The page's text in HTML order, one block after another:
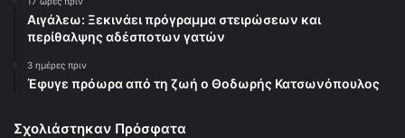
Αιγάλεω: Ξεκινάει πρόγραμμα στειρώσεων και
περίθαλψης αδέσποτων γατών
3 ημέρες πριν
Έφυγε πρόωρα από τη ζωή ο Θοδωρής Κατσωνόπουλος
Σχολιάστηκαν Πρόσφατα